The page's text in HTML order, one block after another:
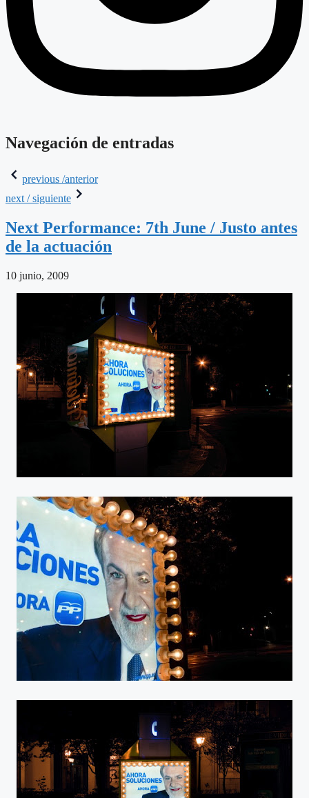
Navegación de entradas
previous /anterior
next / siguiente
Next Performance: 7th June / Justo antes
de la actuación
10 junio, 2009